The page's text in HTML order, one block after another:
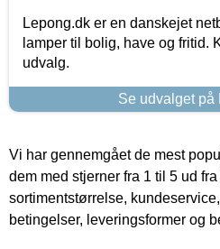
Lepong.dk er en danskejet
lamper til bolig, have og fritid.
udvalg.
Se udvalget på
Vi har gennemgået de mest
dem med stjerner fra 1 til 5 ud
sortimentstørrelse,
betingelser, leveringsformer og